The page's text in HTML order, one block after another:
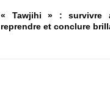
« Tawjihi » : survivre
reprendre et conclure